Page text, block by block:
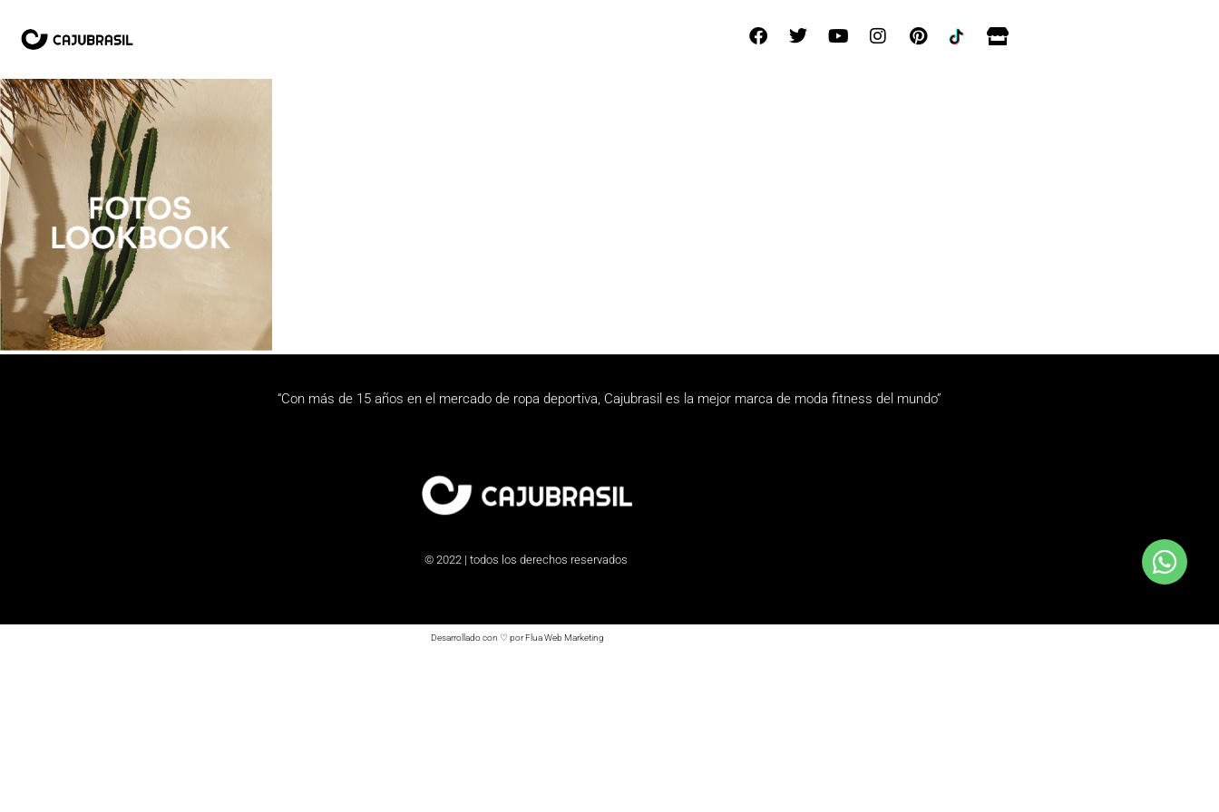
“Con más de 15 años en el mercado de ropa deportiva, Cajubrasil es la mejor marca de moda fitness del mundo”
© 2022 | todos los derechos reservados
Desarrollado con ♡ por Flua Web Marketing